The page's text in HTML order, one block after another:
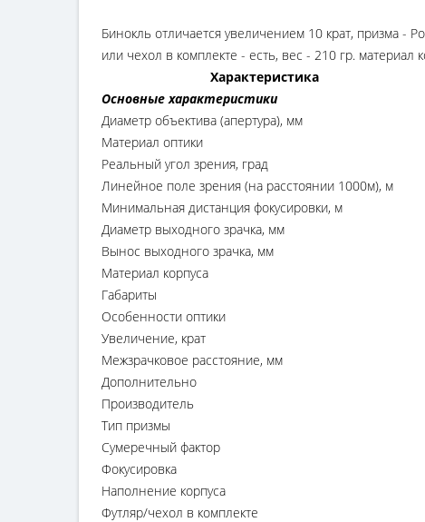
Бинокль отличается увеличением 10 крат, призма -
или чехол в комплекте - есть, вес - 210 гр. материал
Характеристика
Основные характеристики
Диаметр объектива (апертура), мм
Материал оптики
Реальный угол зрения, град
Линейное поле зрения (на расстоянии 1000м), м
Минимальная дистанция фокусировки, м
Диаметр выходного зрачка, мм
Вынос выходного зрачка, мм
Материал корпуса
Габариты
Особенности оптики
Увеличение, крат
Межзрачковое расстояние, мм
Дополнительно
Производитель
Тип призмы
Сумеречный фактор
Фокусировка
Наполнение корпуса
Футляр/чехол в комплекте